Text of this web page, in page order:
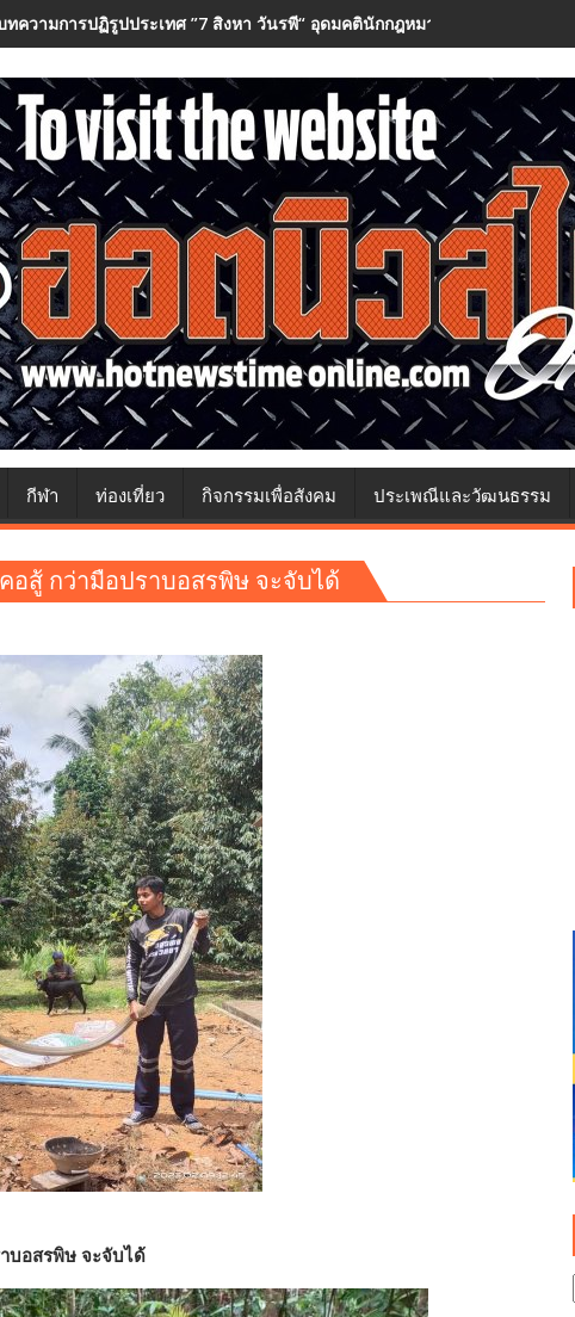
ทความการปฏิรูปประเทศ ”7 สิงหา วันรพี“ อุดมคตินักกฎหมายภายใต้วิกฤติศรัทธา
กีฬา ท่องเที่ยว กิจกรรมเพื่อสังคม ประเพณีและวัฒนธรรม
คอสู้ กว่ามือปราบอสรพิษ จะจับได้
าบอสรพิษ จะจับได้